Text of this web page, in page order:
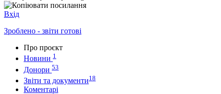
Вхід
Зроблено - звіти готові
Про проєкт
Новини 1
Донори 53
Звіти та документи18
Коментарі